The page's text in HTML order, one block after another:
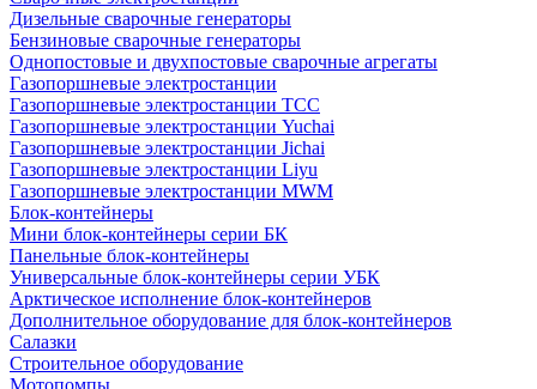
Дизельные сварочные генераторы
Бензиновые сварочные генераторы
Однопостовые и двухпостовые сварочные агрегаты
Газопоршневые электростанции
Газопоршневые электростанции ТСС
Газопоршневые электростанции Yuchai
Газопоршневые электростанции Jichai
Газопоршневые электростанции Liyu
Газопоршневые электростанции MWM
Блок-контейнеры
Мини блок-контейнеры серии БК
Панельные блок-контейнеры
Универсальные блок-контейнеры серии УБК
Арктическое исполнение блок-контейнеров
Дополнительное оборудование для блок-контейнеров
Салазки
Строительное оборудование
Мотопомпы